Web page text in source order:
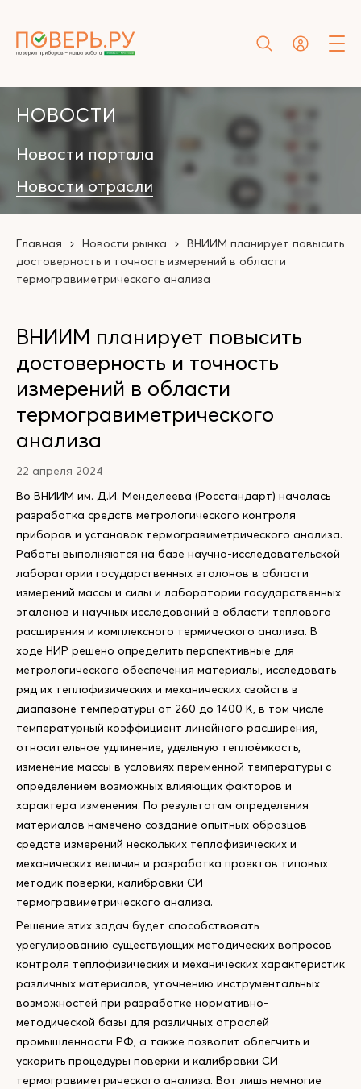
НОВОСТИ
Новости портала
Новости отрасли
Главная Новости рынка
ВНИИМ планирует повысить
достоверность и точность измерений в области
термогравиметрического анализа
ВНИИМ планирует повысить
достоверность и точность
измерений в области
термогравиметрического
анализа
22 апреля 2024
Во ВНИИМ им. Д.И. Менделеева (Росстандарт) началась
разработка средств метрологического контроля
приборов и установок термогравиметрического анализа.
Работы выполняются на базе научно-исследовательской
лаборатории государственных эталонов в области
измерений массы и силы и лаборатории государственных
эталонов и научных исследований в области теплового
расширения и комплексного термического анализа. В
ходе НИР решено определить перспективные для
метрологического обеспечения материалы, исследовать
ряд их теплофизических и механических свойств в
диапазоне температуры от 260 до 1400 K, в том числе
температурный коэффициент линейного расширения,
относительное удлинение, удельную теплоёмкость,
изменение массы в условиях переменной температуры с
определением возможных влияющих факторов и
характера изменения. По результатам определения
материалов намечено создание опытных образцов
средств измерений нескольких теплофизических и
механических величин и разработка проектов типовых
методик поверки, калибровки СИ
термогравиметрического анализа.
Решение этих задач будет способствовать
урегулированию существующих методических вопросов
контроля теплофизических и механических характеристик
различных материалов, уточнению инструментальных
возможностей при разработке нормативно-
методической базы для различных отраслей
промышленности РФ, а также позволит облегчить и
ускорить процедуры поверки и калибровки СИ
термогравиметрического анализа. Вот лишь немногие